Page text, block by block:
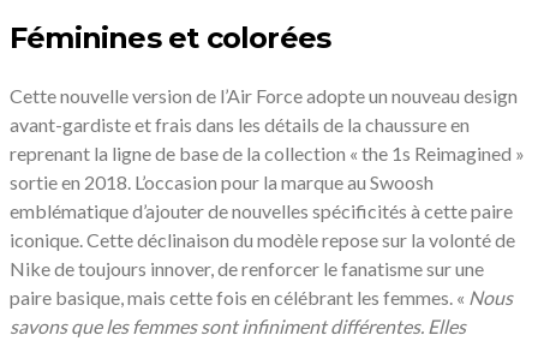
Féminines et colorées
Cette nouvelle version de l’Air Force adopte un nouveau design
avant-gardiste et frais dans les détails de la chaussure en
reprenant la ligne de base de la collection « the 1s Reimagined »
sortie en 2018. L’occasion pour la marque au Swoosh
emblématique d’ajouter de nouvelles spécificités à cette paire
iconique. Cette déclinaison du modèle repose sur la volonté de
Nike de toujours innover, de renforcer le fanatisme sur une
paire basique, mais cette fois en célébrant les femmes. « Nous
savons que les femmes sont infiniment différentes. Elles